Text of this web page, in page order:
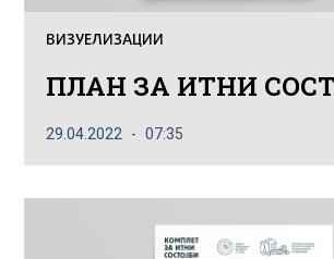
ВИЗУЕЛИЗАЦИИ
ПЛАН ЗА ИТНИ
29.04.2022 07:35